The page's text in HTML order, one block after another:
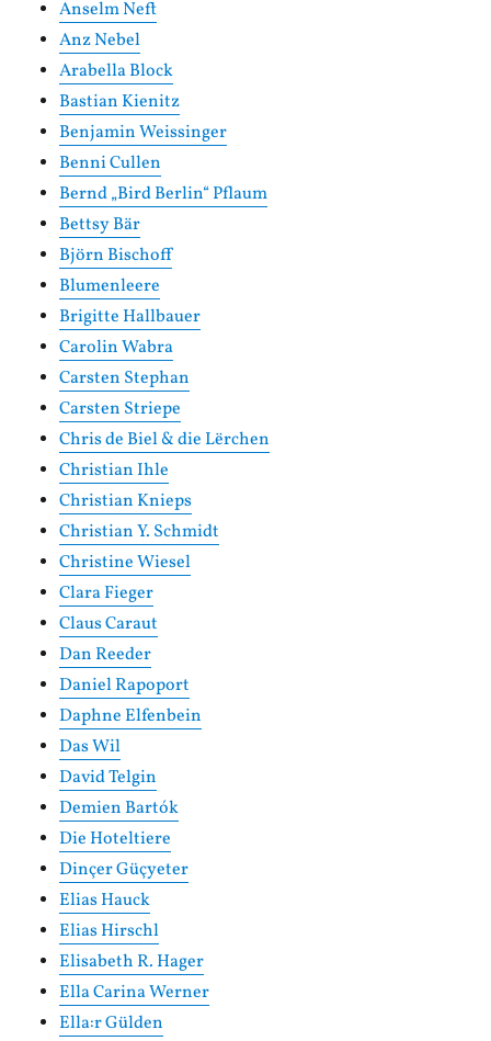
Anselm Neft
Anz Nebel
Arabella Block
Bastian Kienitz
Benjamin Weissinger
Benni Cullen
Bernd „Bird Berlin“ Pflaum
Bettsy Bär
Björn Bischoff
Blumenleere
Brigitte Hallbauer
Carolin Wabra
Carsten Stephan
Carsten Striepe
Chris de Biel & die Lërchen
Christian Ihle
Christian Knieps
Christian Y. Schmidt
Christine Wiesel
Clara Fieger
Claus Caraut
Dan Reeder
Daniel Rapoport
Daphne Elfenbein
Das Wil
David Telgin
Demien Bartók
Die Hoteltiere
Dinçer Güçyeter
Elias Hauck
Elias Hirschl
Elisabeth R. Hager
Ella Carina Werner
Ella:r Gülden